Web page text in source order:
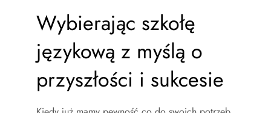
Wybierając szkołę
językową z myślą o
przyszłości i sukcesie